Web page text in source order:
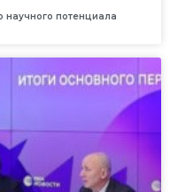
научного потенциала